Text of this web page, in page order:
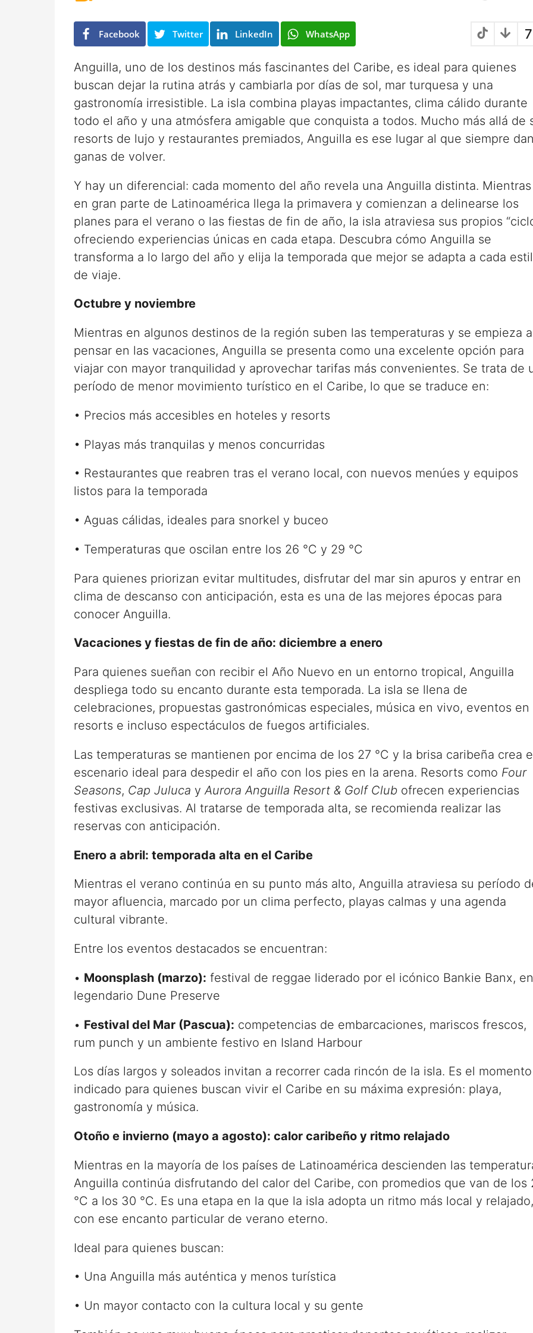
e
e
Facebook Twitter LinkedIn WhatsApp
Anguilla, uno de los destinos más fascinantes del Caribe, es ideal para quienes
buscan dejar la rutina atrás y cambiarla por días de sol, mar turquesa y una
gastronomía irresistible. La isla combina playas impactantes, clima cálido durante
todo el año y una atmósfera amigable que conquista a todos. Mucho más allá de
resorts de lujo y restaurantes premiados, Anguilla es ese lugar al que siempre
ganas de volver.
Y hay un diferencial: cada momento del año revela una Anguilla distinta. Mientras
en gran parte de Latinoamérica llega la primavera y comienzan a delinearse los
planes para el verano o las fiestas de fin de año, la isla atraviesa sus propios
ofreciendo experiencias únicas en cada etapa. Descubra cómo Anguilla se
transforma a lo largo del año y elija la temporada que mejor se adapta a cada
de viaje.
Octubre y noviembre
Mientras en algunos destinos de la región suben las temperaturas y se empieza a
pensar en las vacaciones, Anguilla se presenta como una excelente opción para
viajar con mayor tranquilidad y aprovechar tarifas más convenientes. Se trata de
período de menor movimiento turístico en el Caribe, lo que se traduce en:
• Precios más accesibles en hoteles y resorts
• Playas más tranquilas y menos concurridas
• Restaurantes que reabren tras el verano local, con nuevos menúes y equipos
listos para la temporada
• Aguas cálidas, ideales para snorkel y buceo
• Temperaturas que oscilan entre los 26 °C y 29 °C
Para quienes priorizan evitar multitudes, disfrutar del mar sin apuros y entrar en
clima de descanso con anticipación, esta es una de las mejores épocas para
conocer Anguilla.
Vacaciones y fiestas de fin de año: diciembre a enero
Para quienes sueñan con recibir el Año Nuevo en un entorno tropical, Anguilla
despliega todo su encanto durante esta temporada. La isla se llena de
celebraciones, propuestas gastronómicas especiales, música en vivo, eventos en
resorts e incluso espectáculos de fuegos artificiales.
Las temperaturas se mantienen por encima de los 27 °C y la brisa caribeña crea
escenario ideal para despedir el año con los pies en la arena. Resorts como Four
Seasons, Cap Juluca y Aurora Anguilla Resort & Golf Club ofrecen experiencias
festivas exclusivas. Al tratarse de temporada alta, se recomienda realizar las
reservas con anticipación.
Enero a abril: temporada alta en el Caribe
Mientras el verano continúa en su punto más alto, Anguilla atraviesa su período
mayor afluencia, marcado por un clima perfecto, playas calmas y una agenda
cultural vibrante.
Entre los eventos destacados se encuentran:
• Moonsplash (marzo): festival de reggae liderado por el icónico Bankie Banx,
legendario Dune Preserve
• Festival del Mar (Pascua): competencias de embarcaciones, mariscos frescos,
rum punch y un ambiente festivo en Island Harbour
Los días largos y soleados invitan a recorrer cada rincón de la isla. Es el momento
indicado para quienes buscan vivir el Caribe en su máxima expresión: playa,
gastronomía y música.
Otoño e invierno (mayo a agosto): calor caribeño y ritmo relajado
Mientras en la mayoría de los países de Latinoamérica descienden las
Anguilla continúa disfrutando del calor del Caribe, con promedios que van de los
°C a los 30 °C. Es una etapa en la que la isla adopta un ritmo más local y relajado,
con ese encanto particular de verano eterno.
Ideal para quienes buscan:
• Una Anguilla más auténtica y menos turística
• Un mayor contacto con la cultura local y su gente